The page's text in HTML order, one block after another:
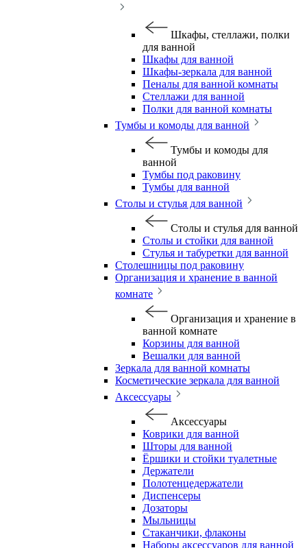
Шкафы, стеллажи, полки
для ванной
Шкафы для ванной
Шкафы-зеркала для ванной
Пеналы для ванной комнаты
Стеллажи для ванной
Полки для ванной комнаты
Тумбы и комоды для ванной
Тумбы и комоды для
ванной
Тумбы под раковину
Тумбы для ванной
Столы и стулья для ванной
Столы и стулья для ванной
Столы и стойки для ванной
Стулья и табуретки для ванной
Столешницы под раковину
Организация и хранение в ванной
комнате
Организация и хранение в
ванной комнате
Корзины для ванной
Вешалки для ванной
Зеркала для ванной комнаты
Косметические зеркала для ванной
Аксессуары
Аксессуары
Коврики для ванной
Шторы для ванной
Ёршики и стойки туалетные
Держатели
Полотенцедержатели
Диспенсеры
Дозаторы
Мыльницы
Стаканчики, флаконы
Наборы аксессуаров для ванной